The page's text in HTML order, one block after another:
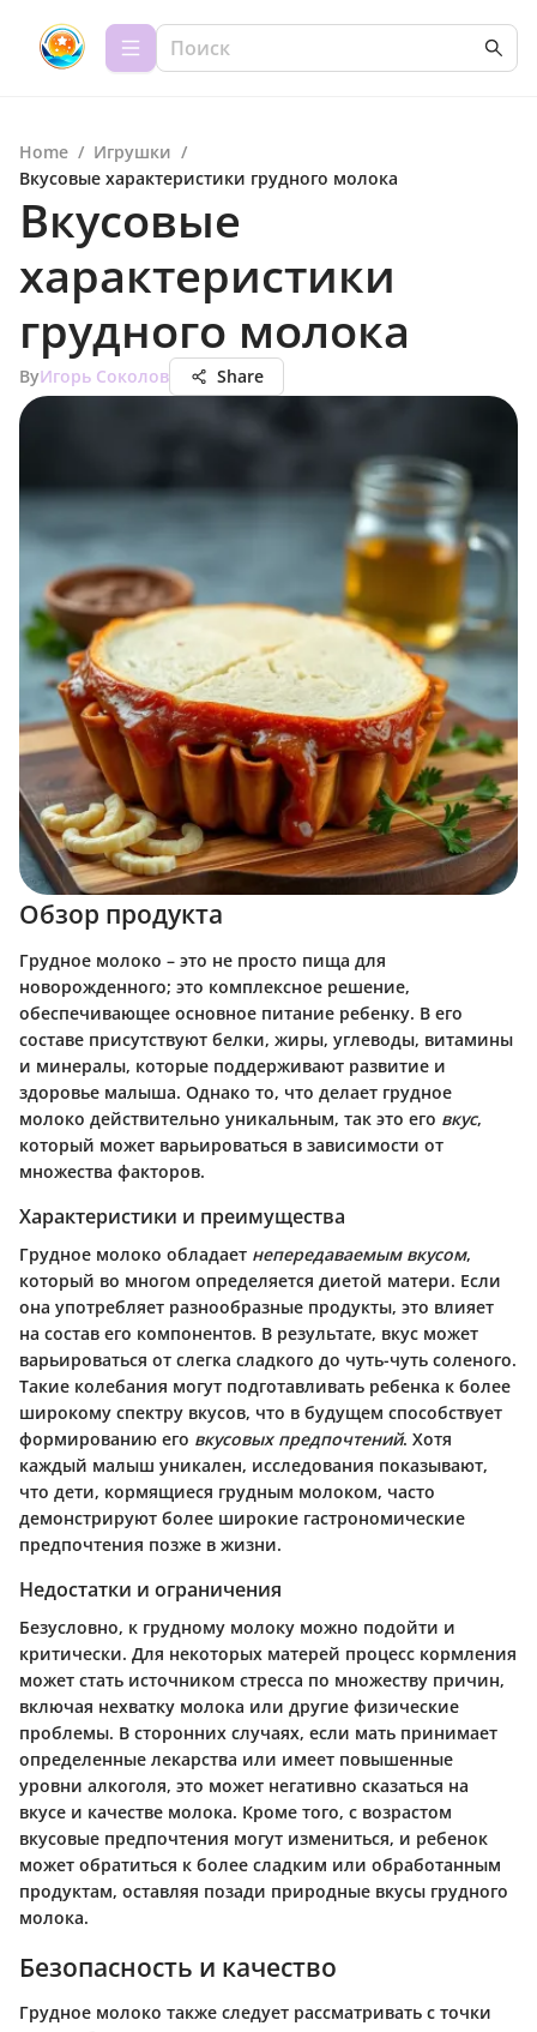
Home / Игрушки /
Вкусовые характеристики грудного молока
Вкусовые
характеристики
грудного молока
ByИгорь Соколов Share
Обзор продукта
Грудное молоко – это не просто пища для
новорожденного; это комплексное решение,
обеспечивающее основное питание ребенку. В его
составе присутствуют белки, жиры, углеводы, витамины
и минералы, которые поддерживают развитие и
здоровье малыша. Однако то, что делает грудное
молоко действительно уникальным, так это его вкус,
который может варьироваться в зависимости от
множества факторов.
Характеристики и преимущества
Грудное молоко обладает непередаваемым вкусом,
который во многом определяется диетой матери. Если
она употребляет разнообразные продукты, это влияет
на состав его компонентов. В результате, вкус может
варьироваться от слегка сладкого до чуть-чуть соленого.
Такие колебания могут подготавливать ребенка к более
широкому спектру вкусов, что в будущем способствует
формированию его вкусовых предпочтений. Хотя
каждый малыш уникален, исследования показывают,
что дети, кормящиеся грудным молоком, часто
демонстрируют более широкие гастрономические
предпочтения позже в жизни.
Недостатки и ограничения
Безусловно, к грудному молоку можно подойти и
критически. Для некоторых матерей процесс кормления
может стать источником стресса по множеству причин,
включая нехватку молока или другие физические
проблемы. В сторонних случаях, если мать принимает
определенные лекарства или имеет повышенные
уровни алкоголя, это может негативно сказаться на
вкусе и качестве молока. Кроме того, с возрастом
вкусовые предпочтения могут измениться, и ребенок
может обратиться к более сладким или обработанным
продуктам, оставляя позади природные вкусы грудного
молока.
Безопасность и качество
Грудное молоко также следует рассматривать с точки